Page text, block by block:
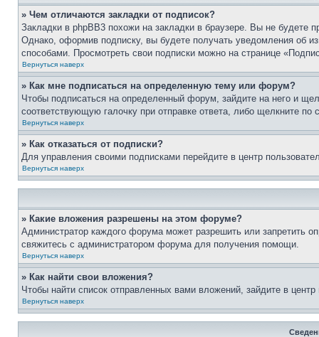
» Чем отличаются закладки от подписок?
Закладки в phpBB3 похожи на закладки в браузере. Вы не
Однако, оформив подписку, вы будете получать уведомления об
способами. Просмотреть свои подписки можно на странице
Вернуться наверх
» Как мне подписаться на определенную тему или форум?
Чтобы подписаться на определенный форум, зайдите на него и
соответствующую галочку при отправке ответа, либо щелкните
Вернуться наверх
» Как отказаться от подписки?
Для управления своими подписками перейдите в центр
Вернуться наверх
» Какие вложения разрешены на этом форуме?
Администратор каждого форума может разрешить или запретить
свяжитесь с администратором форума для получения помощи.
Вернуться наверх
» Как найти свои вложения?
Чтобы найти список отправленных вами вложений, зайдите в
Вернуться наверх